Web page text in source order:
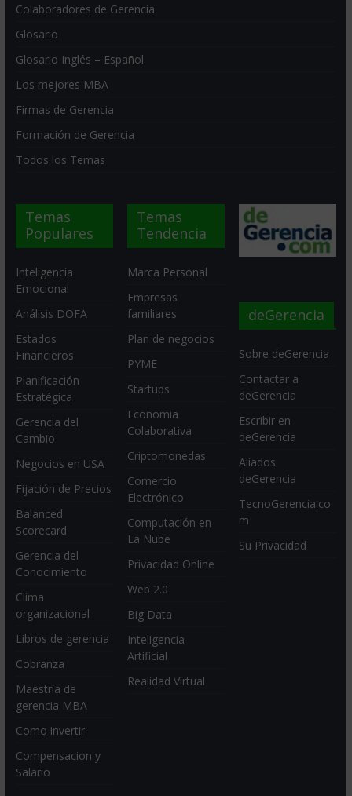
Colaboradores de Gerencia
Glosario
Glosario Inglés – Español
Los mejores MBA
Firmas de Gerencia
Formación de Gerencia
Todos los Temas
Temas
Populares
Inteligencia
Emocional
Análisis DOFA
Estados
Financieros
Planificación
Estratégica
Gerencia del
Cambio
Negocios en USA
Fijación de Precios
Balanced
Scorecard
Gerencia del
Conocimiento
Clima
organizacional
Libros de gerencia
Cobranza
Maestría de
gerencia MBA
Como invertir
Compensacion y
Salario
Temas
Tendencia
Marca Personal
Empresas
familiares
Plan de negocios
PYME
Startups
Economia
Colaborativa
Criptomonedas
Comercio
Electrónico
Computación en
La Nube
Privacidad Online
Web 2.0
Big Data
Inteligencia
Artificial
Realidad Virtual
deGerencia
Sobre deGerencia
Contactar a
deGerencia
Escribir en
deGerencia
Aliados
deGerencia
TecnoGerencia.co
m
Su Privacidad